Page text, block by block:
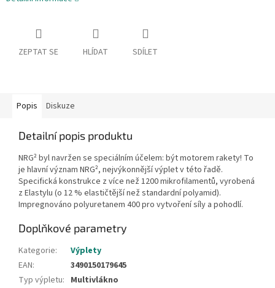
ZEPTAT SE HLÍDAT SDÍLET
Popis Diskuze
Detailní popis produktu
NRG² byl navržen se speciálním účelem: být motorem rakety! To
je hlavní význam NRG², nejvýkonnější výplet v této řadě.
Specifická konstrukce z více než 1200 mikrofilamentů, vyrobená
z Elastylu (o 12 % elastičtější než standardní polyamid).
Impregnováno polyuretanem 400 pro vytvoření síly a pohodlí.
Doplňkové parametry
Kategorie:
Výplety
EAN:
3490150179645
Typ výpletu: Multivlákno